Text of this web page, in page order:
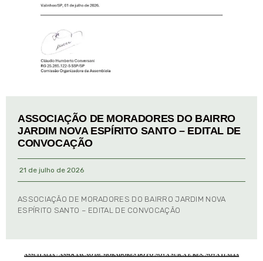
ASSOCIAÇÃO DE MORADORES DO BAIRRO
JARDIM NOVA ESPÍRITO SANTO – EDITAL DE
CONVOCAÇÃO
21 de julho de 2026
ASSOCIAÇÃO DE MORADORES DO BAIRRO JARDIM NOVA
ESPÍRITO SANTO – EDITAL DE CONVOCAÇÃO